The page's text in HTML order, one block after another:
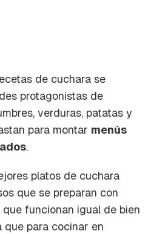
de cuchara se
protagonistas de
verduras, patatas y
para montar menús
.
platos de cuchara
que se preparan con
funcionan igual de bien
que para cocinar en